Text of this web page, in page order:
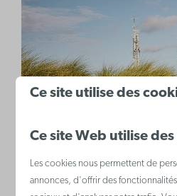
Ce site utilise des
Ce site Web utilise
Les cookies nous permettent de
annonces, d'offrir des